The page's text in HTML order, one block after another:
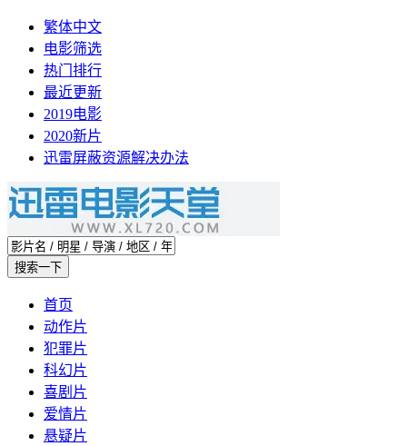
繁体中文
电影筛选
热门排行
最近更新
2019电影
2020新片
迅雷屏蔽资源解决办法
首页
动作片
犯罪片
科幻片
喜剧片
爱情片
悬疑片